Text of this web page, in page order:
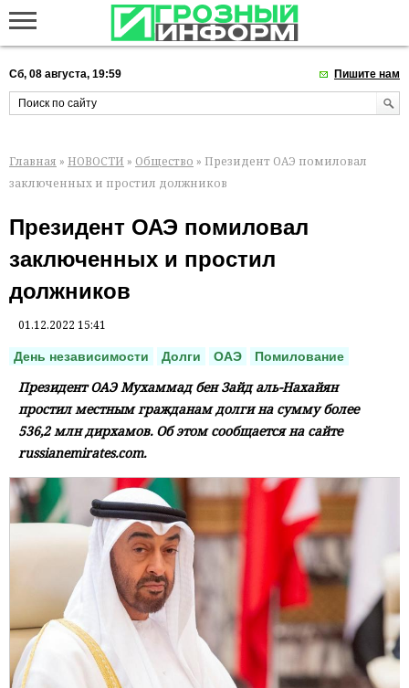
Сб, 08 августа, 19:59 Пишите нам
Главная » НОВОСТИ » Общество » Президент ОАЭ помиловал
заключенных и простил должников
Президент ОАЭ помиловал
заключенных и простил
должников
01.12.2022 15:41
День независимости Долги ОАЭ Помилование
Президент ОАЭ Мухаммад бен Зайд аль-Нахайян
простил местным гражданам долги на сумму более
536,2 млн дирхамов. Об этом сообщается на сайте
russianemirates.com.